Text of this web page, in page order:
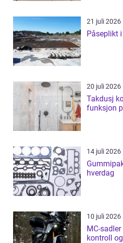
21 juli 2026
Påseplikt
20 juli 2026
Takdusj komfort, design og
funksjon
14 juli 2026
hverdag
10 juli 2026
MC-
kontroll